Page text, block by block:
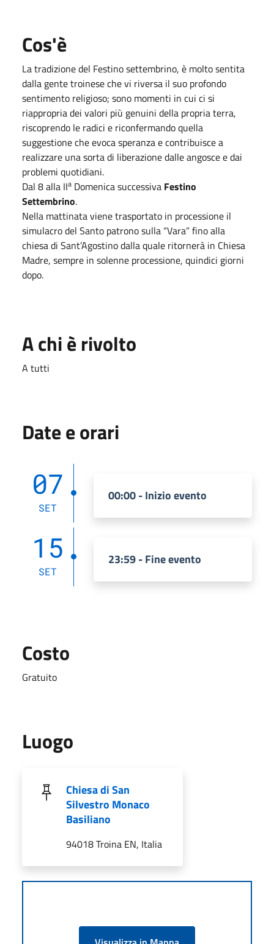
Cos'è
La tradizione del Festino settembrino, è molto sentita
dalla gente troinese che vi riversa il suo profondo
sentimento religioso; sono momenti in cui ci si
riappropria dei valori più genuini della propria terra,
riscoprendo le radici e riconfermando quella
suggestione che evoca speranza e contribuisce a
realizzare una sorta di liberazione dalle angosce e dai
problemi quotidiani.
Dal 8 alla IIa Domenica successiva Festino
Settembrino.
Nella mattinata viene trasportato in processione il
simulacro del Santo patrono sulla “Vara” fino alla
chiesa di Sant’Agostino dalla quale ritornerà in Chiesa
Madre, sempre in solenne processione, quindici giorni
dopo.
A chi è rivolto
A tutti
Date e orari
07
SET
00:00 - Inizio evento
15
SET
23:59 - Fine evento
Costo
Gratuito
Luogo
Chiesa di San
Silvestro Monaco
Basiliano
94018 Troina EN, Italia